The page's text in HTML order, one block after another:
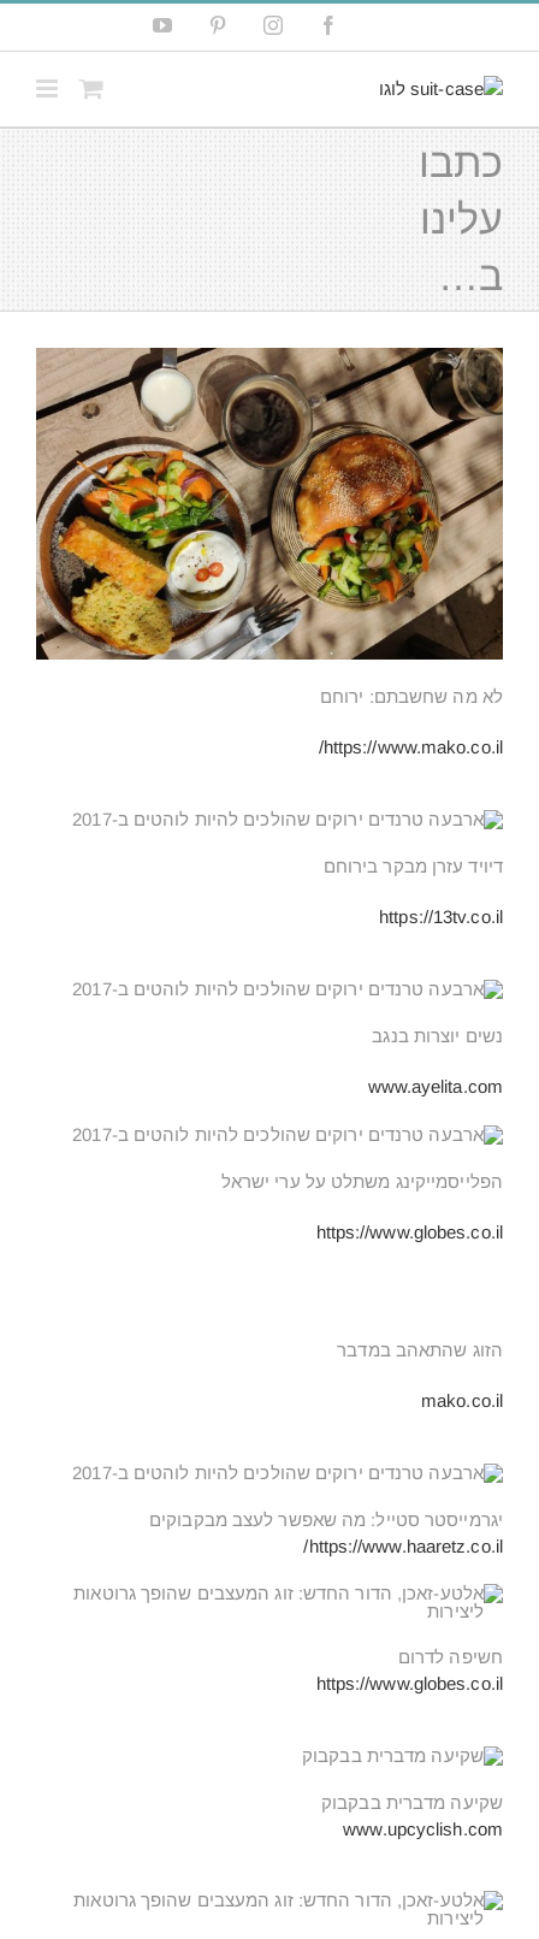
Facebook
Instagram
Pinterest
YouTube
כתבו
עלינו
ב…
לא מה שחשבתם: ירוחם
https://www.mako.co.il/
דיויד עזרן מבקר בירוחם
https://13tv.co.il
נשים יוצרות בנגב
www.ayelita.com
הפלייסמייקינג משתלט על ערי ישראל
https://www.globes.co.il
הזוג שהתאהב במדבר
mako.co.il
יגרמייסטר סטייל: מה שאפשר לעצב מבקבוקים
https://www.haaretz.co.il/
חשיפה לדרום
https://www.globes.co.il
שקיעה מדברית בבקבוק
www.upcyclish.com